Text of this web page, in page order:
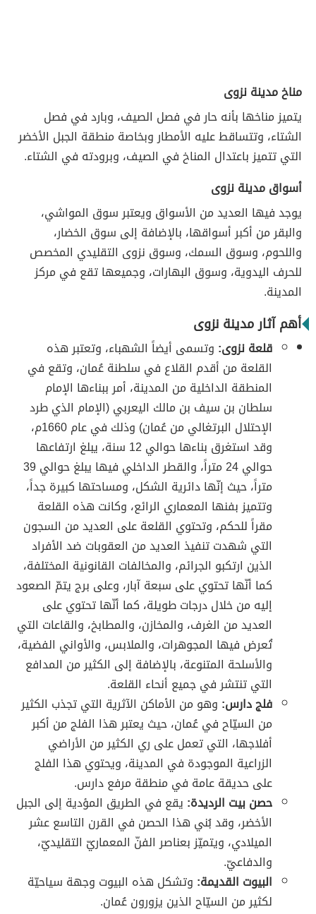
مناخ مدينة نزوى
يتميز مناخها بأنه حار في فصل الصيف، وبارد في فصل
الشتاء، وتتساقط عليه الأمطار وبخاصة منطقة الجبل الأخضر
التي تتميز باعتدال المناخ في الصيف، وبرودته في الشتاء.
أسواق مدينة نزوى
يوجد فيها العديد من الأسواق ويعتبر سوق المواشي،
والبقر من أكبر أسواقها، بالإضافة إلى سوق الخضار،
واللحوم، وسوق السمك، وسوق نزوى التقليدي المخصص
للحرف اليدوية، وسوق البهارات، وجميعها تقع في مركز
المدينة.
أهم آثار مدينة نزوى
قلعة نزوى: وتسمى أيضاً الشهباء، وتعتبر هذه
القلعة من أقدم القلاع في سلطنة عُمان، وتقع في
المنطقة الداخلية من المدينة، أمر ببناءها الإمام
سلطان بن سيف بن مالك اليعربي (الإمام الذي طرد
الإحتلال البرتغالي من عُمان) وذلك في عام 1660م،
وقد استغرق بناءها حوالي 12 سنة، يبلغ ارتفاعها
حوالي 24 متراً، والقطر الداخلي فيها يبلغ حوالي 39
متراً، حيث إنّها دائرية الشكل، ومساحتها كبيرة جداً،
وتتميز بفنها المعماري الرائع، وكانت هذه القلعة
مقراً للحكم، وتحتوي القلعة على العديد من السجون
التي شهدت تنفيذ العديد من العقوبات ضد الأفراد
الذين ارتكبو الجرائم، والمخالفات القانونية المختلفة،
كما أنّها تحتوي على سبعة آبار، وعلى برج يتمّ الصعود
إليه من خلال درجات طويلة، كما أنّها تحتوي على
العديد من الغرف، والمخازن، والمطابخ، والقاعات التي
تُعرض فيها المجوهرات، والملابس، والأواني الفضية،
والأسلحة المتنوعة، بالإضافة إلى الكثير من المدافع
التي تنتشر في جميع أنحاء القلعة.
فلج دارس: وهو من الأماكن الآثرية التي تجذب الكثير
من السيّاح في عُمان، حيث يعتبر هذا الفلج من أكبر
أفلاجها، التي تعمل على ري الكثير من الأراضي
الزراعية الموجودة في المدينة، ويحتوي هذا الفلج
على حديقة عامة في منطقة مرفع دارس.
حصن بيت الرديدة: يقع في الطريق المؤدية إلى الجبل
الأخضر، وقد بُني هذا الحصن في القرن التاسع عشر
الميلادي، ويتميّز بعناصر الفنّ المعماريّ التقليديّ،
والدفاعيّ.
البيوت القديمة: وتشكل هذه البيوت وجهة سياحيّة
لكثير من السيّاح الذين يزورون عُمان.